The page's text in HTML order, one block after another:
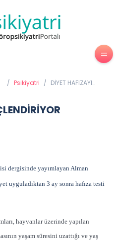
/ Psikiyatri / DİYET HAFIZAYI
dergisinde yayımlayan Alman
uyguladıktan 3 ay sonra hafıza testi
hayvanlar üzerinde yapılan
yaşam süresini uzattığı ve yaş